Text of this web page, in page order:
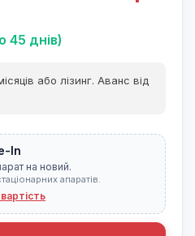
45 днів)
або лізинг. Аванс від
In
на новий.
апаратів.